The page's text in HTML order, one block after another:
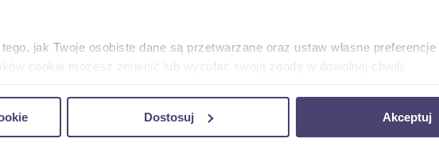
jak Twoje osobiste dane są przetwarzane oraz ustaw własne preferencje
cookie możesz zmienić lub wycofać swoją zgodę w dowolnej chwili.
o tym, jak korzystasz z naszej witryny, udostępniamy partnerom
Dostosuj Akceptuj